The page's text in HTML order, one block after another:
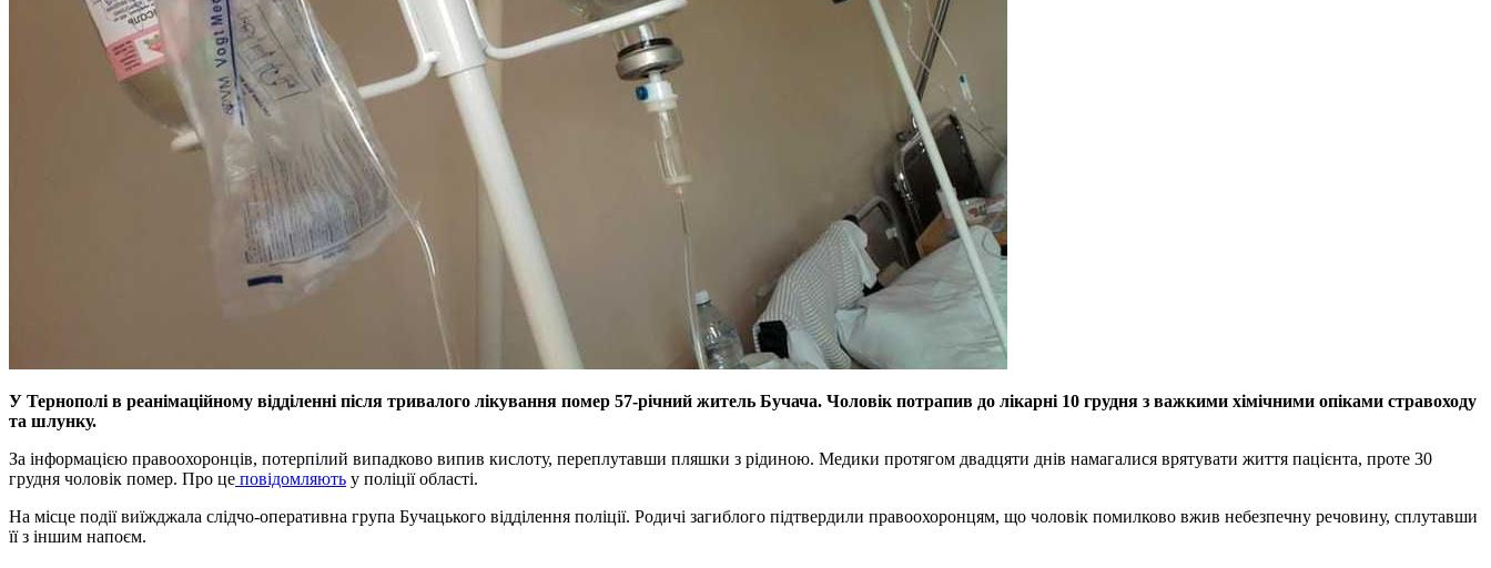
У Тернополі в реанімаційному відділенні після тривалого лікування помер 57-річний житель Бучача. Чоловік потрапив до лікарні 10 грудня з важкими хімічними опіками стравоходу
та шлунку.
За інформацією правоохоронців, потерпілий випадково випив кислоту, переплутавши пляшки з рідиною. Медики протягом двадцяти днів намагалися врятувати життя пацієнта, проте 30
грудня чоловік помер. Про це повідомляють у поліції області.
На місце події виїжджала слідчо-оперативна група Бучацького відділення поліції. Родичі загиблого підтвердили правоохоронцям, що чоловік помилково вжив небезпечну речовину, сплутавши
її з іншим напоєм.